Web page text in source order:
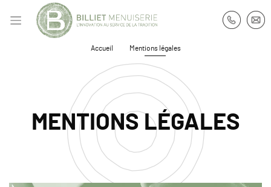
Accueil Mentions légales
MENTIONS LÉGALES